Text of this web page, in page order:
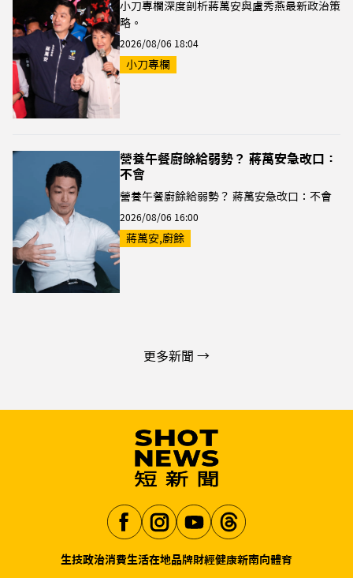
小刀專欄深度剖析蔣萬安與盧秀燕最新政治策
略。
2026/08/06 18:04
小刀專欄
營養午餐廚餘給弱勢？ 蔣萬安急改口：
不會
營養午餐廚餘給弱勢？ 蔣萬安急改口：不會
2026/08/06 16:00
蔣萬安,廚餘
更多新聞 →
生技政治消費生活在地品牌財經健康新南向體育